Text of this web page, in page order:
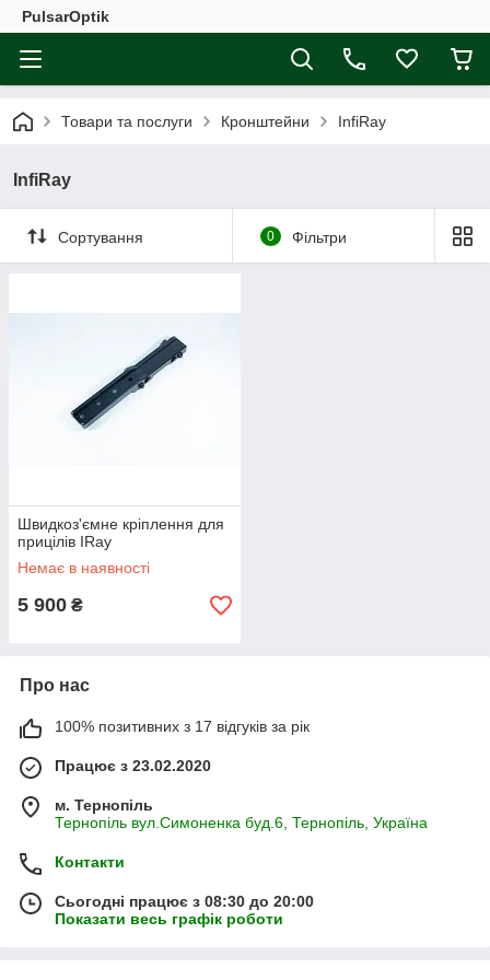
PulsarOptik
Товари та послуги Кронштейни InfiRay
InfiRay
Сортування 0 Фільтри
Швидкоз'ємне кріплення для
прицілів IRay
Немає в наявності
5 900 ₴
Про нас
100% позитивних з 17 відгуків за рік
Працює з 23.02.2020
м. Тернопіль
Тернопіль вул.Симоненка буд.6, Тернопіль, Україна
Контакти
Сьогодні працює з 08:30 до 20:00
Показати весь графік роботи